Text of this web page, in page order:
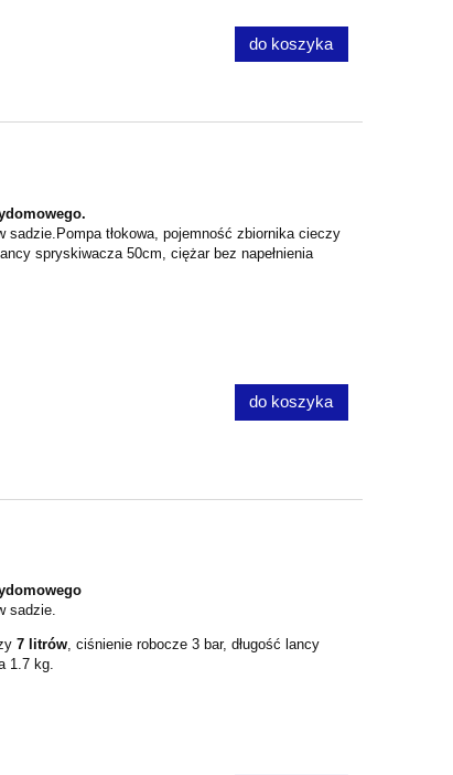
do koszyka
sadzie.Pompa tłokowa, pojemność zbiornika cieczy
spryskiwacza 50cm, ciężar bez napełnienia
do koszyka
sadzie.
7 litrów, ciśnienie robocze 3 bar, długość lancy
1.7 kg.